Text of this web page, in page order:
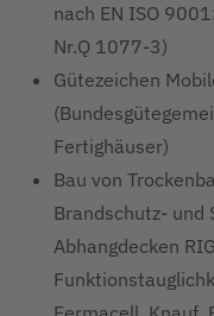
nach EN ISO
Nr.Q 1077-3)
Gütezeichen
Fertighäuser)
Bau von
Brandschutz- und
Abhangdecken